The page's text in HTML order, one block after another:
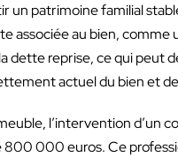
un patrimoine familial
associée au bien,
dette reprise, ce qui peut
actuel du bien et
l’intervention
000 euros. Ce